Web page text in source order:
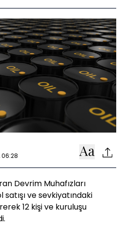
06:28
Devrim Muhafızları
ve sevkiyatındaki
12 kişi ve kuruluşu